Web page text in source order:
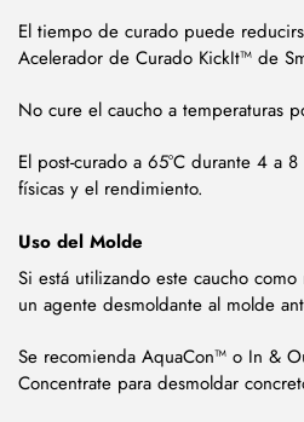
El tiempo de curado puede
Acelerador de Curado KickIt™ de
No cure el caucho a temperaturas
El post-curado a 65°C durante 4 a
físicas y el rendimiento.
Uso del Molde
Si está utilizando este caucho
un agente desmoldante al molde
Se recomienda AquaCon™ o In &
Concentrate para desmoldar